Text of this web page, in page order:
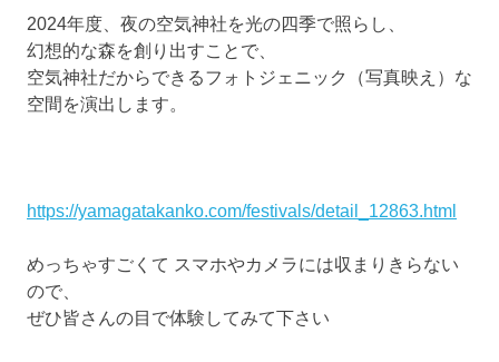
2024年度、夜の空気神社を光の四季で照らし、
幻想的な森を創り出すことで、
空気神社だからできるフォトジェニック（写真映え）な
空間を演出します。
https://yamagatakanko.com/festivals/detail_12863.html
めっちゃすごくて スマホやカメラには収まりきらない
ので、
ぜひ皆さんの目で体験してみて下さい